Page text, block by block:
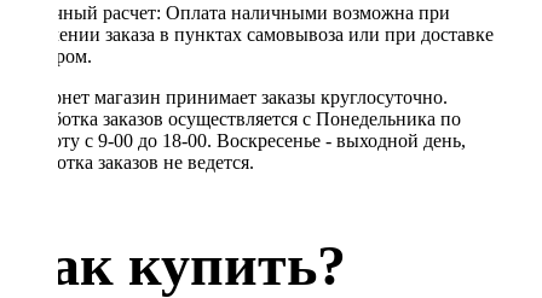
Наличный расчет: Оплата наличными возможна при
получении заказа в пунктах самовывоза или при доставке
курьером.
Интернет магазин принимает заказы круглосуточно.
Обработка заказов осуществляется с Понедельника по
Субботу с 9-00 до 18-00. Воскресенье - выходной день,
обработка заказов не ведется.
Как купить?